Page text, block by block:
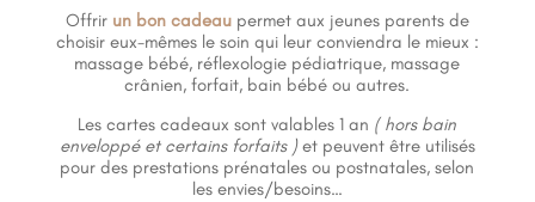
Offrir un bon cadeaupermet aux jeunes parents de
choisir eux-mêmes le soin qui leur conviendra le mieux :
massage bébé, réflexologie pédiatrique, massage
crânien, forfait, bain bébé ou autres.
Les cartes cadeaux sont valables 1 an ( hors bain
enveloppé et certains forfaits )et peuvent être utilisés
pour des prestations prénatales ou postnatales, selon
les envies/besoins…